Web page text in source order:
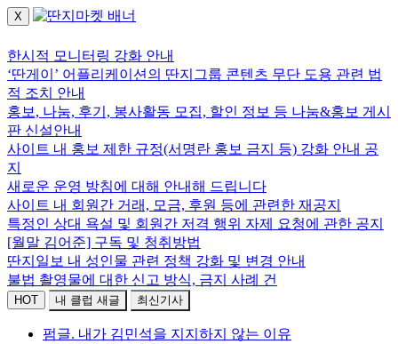
X
한시적 모니터링 강화 안내
‘딴게이’ 어플리케이션의 딴지그룹 콘텐츠 무단 도용 관련 법
적 조치 안내
홍보, 나눔, 후기, 봉사활동 모집, 할인 정보 등 나눔&홍보 게시
판 신설안내
사이트 내 홍보 제한 규정(서명란 홍보 금지 등) 강화 안내 공
지
새로운 운영 방침에 대해 안내해 드립니다
사이트 내 회원간 거래, 모금, 후원 등에 관련한 재공지
특정인 상대 욕설 및 회원간 저격 행위 자제 요청에 관한 공지
[월말 김어준] 구독 및 청취방법
딴지일보 내 성인물 관련 정책 강화 및 변경 안내
불법 촬영물에 대한 신고 방식, 금지 사례 건
HOT 내 클럽 새글 최신기사
펌글. 내가 김민석을 지지하지 않는 이유